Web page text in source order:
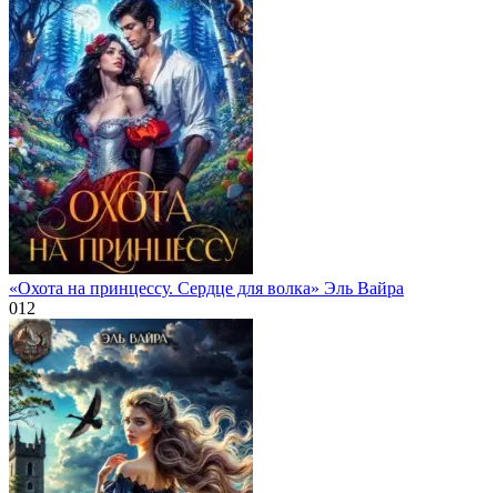
«Охота на принцессу. Сердце для волка» Эль Вайра
012